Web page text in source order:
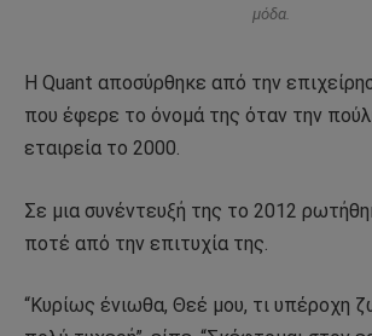
μόδα.
Η Quant αποσύρθηκε από την
που έφερε το όνομά της όταν την
εταιρεία το 2000.
Σε μια συνέντευξή της το 2012
ποτέ από την επιτυχία της.
“Κυρίως ένιωθα, Θεέ μου, τι υπέροχη